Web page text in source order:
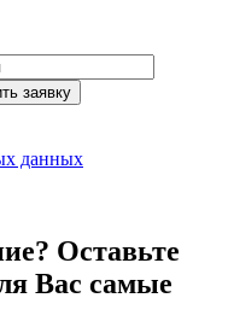
заявку
данных
Оставьте
Вас самые